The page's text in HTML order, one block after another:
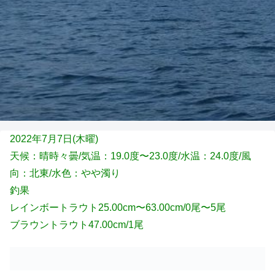
2022年7月7日(木曜)
天候：晴時々曇/気温：19.0度〜23.0度/水温：24.0度/風
向：北東/水色：やや濁り
釣果
レインボートラウト25.00cm〜63.00cm/0尾〜5尾
ブラウントラウト47.00cm/1尾